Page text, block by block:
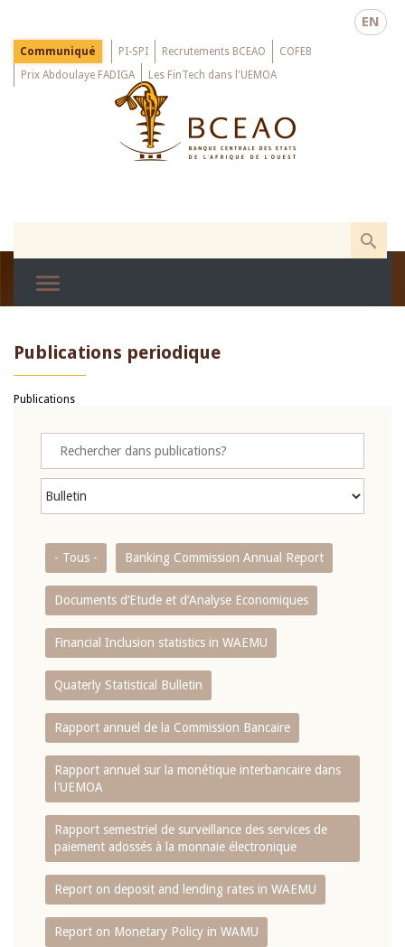
main
EN
Menu
Top
Communiqué PI-SPI Recrutements BCEAO
COFEB
Prix Abdoulaye FADIGA
Les FinTech dans l'UEMOA
Publications periodique
Publications
- Tous - Banking Commission Annual Report
Documents d’Etude et d’Analyse Economiques
Financial Inclusion statistics in WAEMU
Quaterly Statistical Bulletin
Rapport annuel de la Commission Bancaire
Rapport annuel sur la monétique interbancaire dans
l'UEMOA
Rapport semestriel de surveillance des services de
paiement adossés à la monnaie électronique
Report on deposit and lending rates in WAEMU
Report on Monetary Policy in WAMU